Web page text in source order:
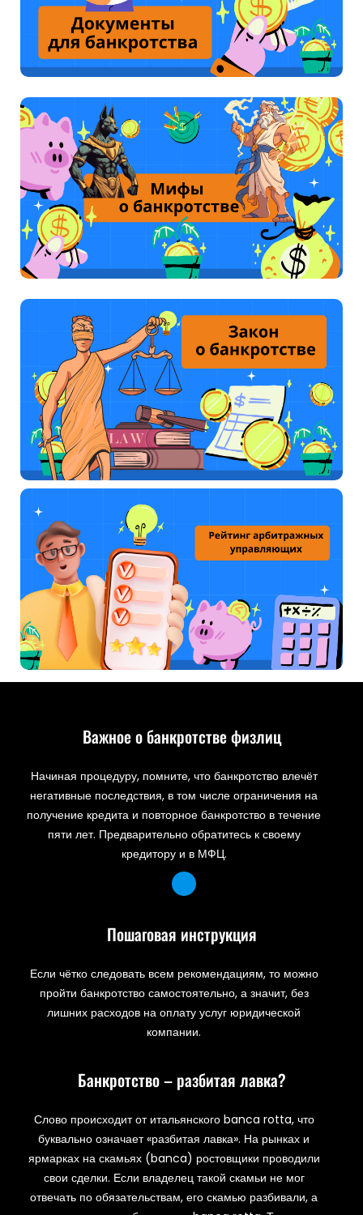
Важное о банкротстве физлиц
Начиная процедуру, помните, что банкротство влечёт
негативные последствия, в том числе ограничения на
получение кредита и повторное банкротство в течение
пяти лет. Предварительно обратитесь к своему
кредитору и в МФЦ.
Пошаговая инструкция
Если чётко следовать всем рекомендациям, то можно
пройти банкротство самостоятельно, а значит, без
лишних расходов на оплату услуг юридической
компании.
Банкротство – разбитая лавка?
Слово происходит от итальянского banca rotta, что
буквально означает «разбитая лавка». На рынках и
ярмарках на скамьях (banca) ростовщики проводили
свои сделки. Если владелец такой скамьи не мог
отвечать по обязательствам, его скамью разбивали, а